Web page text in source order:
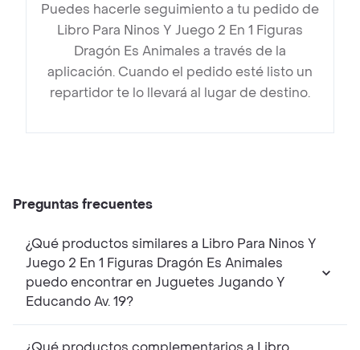
Puedes hacerle seguimiento a tu pedido de
Libro Para Ninos Y Juego 2 En 1 Figuras
Dragón Es Animales a través de la
aplicación. Cuando el pedido esté listo un
repartidor te lo llevará al lugar de destino.
Preguntas frecuentes
¿Qué productos similares a Libro Para Ninos Y
Juego 2 En 1 Figuras Dragón Es Animales
puedo encontrar en Juguetes Jugando Y
Educando Av. 19?